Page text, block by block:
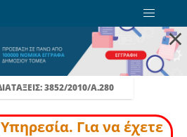
×
3852/2010/Α.280
Για να έχετε